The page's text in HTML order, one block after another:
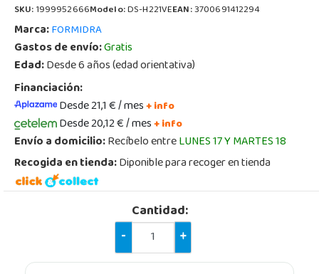
SKU:1999952666Modelo:DS-H221VEEAN:3700691412294
Marca:FORMIDRA
Gastos de envío:Gratis
Edad:Desde 6 años (edad orientativa)
Financiación:
Desde 21,1 € / mes+ info
Desde 20,12 € / mes+ info
Envío a domicilio:Recíbelo entreLUNES 17 Y MARTES 18
Recogida en tienda:Diponible para recoger en tienda
Cantidad:
-
+